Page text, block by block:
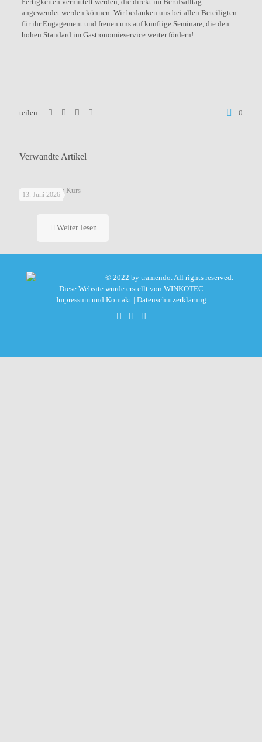
angewendet werden können. Wir bedanken uns bei allen Beteiligten
für ihr Engagement und freuen uns auf künftige Seminare, die den
hohen Standard im Gastronomieservice weiter fördern!
teilen 0
Verwandte Artikel
13. Juni 2026
Knigge-Silber-Kurs
Weiter lesen
© 2022 by tramendo. All rights reserved.
Diese Website wurde erstellt von WINKOTEC
Impressum und Kontakt| Datenschutzerklärung